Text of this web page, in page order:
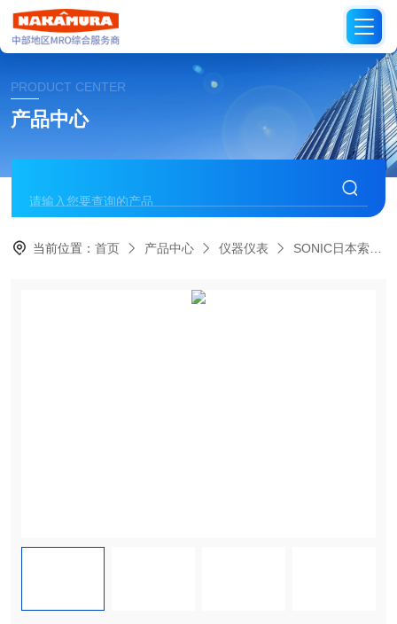
PRODUCT CENTER
产品中心
当前位置：首页 产品中心 仪器仪表 SONIC日本索尼克